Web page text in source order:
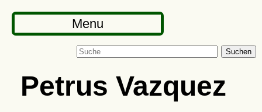
Menu
Suchen
Petrus Vazquez